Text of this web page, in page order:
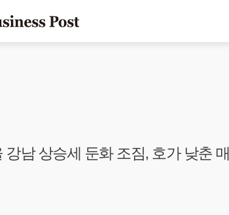
남 상승세 둔화 조짐, 호가 낮춘 매